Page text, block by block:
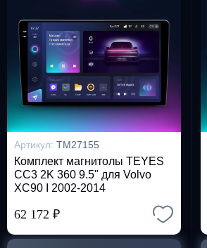
Артикул: TM27155
Комплект магнитолы TEYES
CC3 2K 360 9.5" для Volvo
XC90 I 2002-2014
62 172 ₽